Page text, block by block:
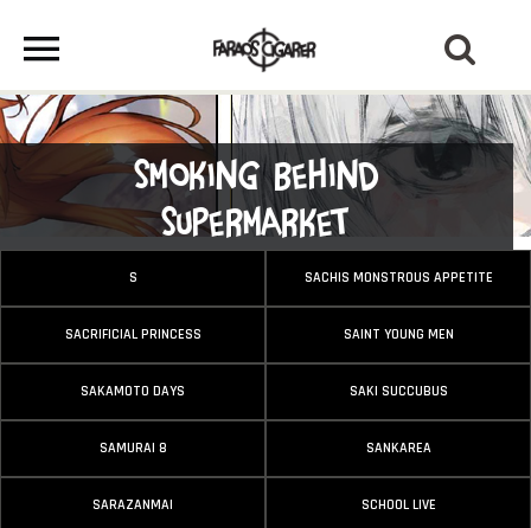
Smoking Behind
Supermarket
S SACHIS MONSTROUS APPETITE
SACRIFICIAL PRINCESS SAINT YOUNG MEN
SAKAMOTO DAYS SAKI SUCCUBUS
SAMURAI 8 SANKAREA
SARAZANMAI SCHOOL LIVE